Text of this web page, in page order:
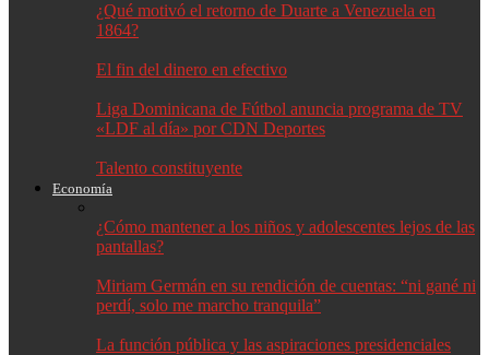
¿Qué motivó el retorno de Duarte a Venezuela en
1864?
El fin del dinero en efectivo
Liga Dominicana de Fútbol anuncia programa de TV
«LDF al día» por CDN Deportes
Talento constituyente
Economía
¿Cómo mantener a los niños y adolescentes lejos de las
pantallas?
Miriam Germán en su rendición de cuentas: “ni gané ni
perdí, solo me marcho tranquila”
La función pública y las aspiraciones presidenciales